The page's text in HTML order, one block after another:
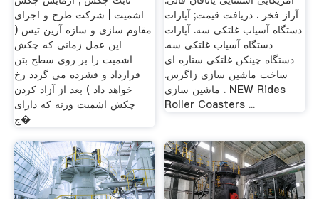
اشمیت | شرکت طرح و اجرای
مقاوم سازی و سازه آرین تیس (
این عمل زمانی که چکش
اشمیت را بر روی سطح بتن
قرارداد و فشرده می گردد رخ
خواهد داد ) بعد از آزاد کردن
چکش اشمیت وزنه که دارای
ج�
آراز فخر . دریافت قیمت; آپارات
دستگاه آسیاب غلتکی سه. آپارات
دستگاه آسیاب غلتکی سه.
دستگاه چینكن غلتكی ستاره ای
ساخت ماشین سازی زاگرس.
ماشین سازی . NEW Rides
Roller Coasters ...